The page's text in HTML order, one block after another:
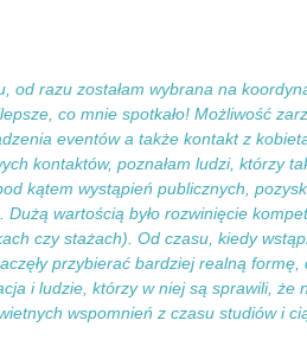
od razu zostałam wybrana na
co mnie spotkało! Możliwość
eventów a także kontakt z
kontaktów, poznałam ludzi, którzy
kątem wystąpień publicznych,
wartością było rozwinięcie
czy stażach). Od czasu, kiedy
przybierać bardziej realną
i ludzie, którzy w niej są sprawili, że
wspomnień z czasu studiów i